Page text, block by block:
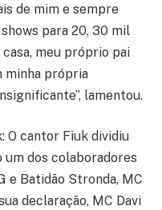
de mim e sempre
para 20, 30 mil
casa, meu próprio pai
minha própria
lamentou.
O cantor Fiuk dividiu
dos colaboradores
e Batidão Stronda, MC
declaração, MC Davi